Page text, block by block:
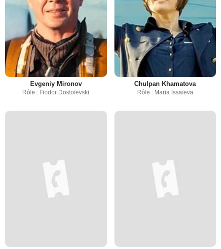
Evgeniy Mironov
Rôle : Fiodor Dostoïevski
Chulpan Khamatova
Rôle : Maria Issaïeva